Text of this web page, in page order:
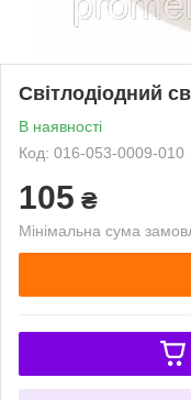
Світлодіодний
В наявності
Код: 016-053-0009-010
105 ₴
Мінімальна сума